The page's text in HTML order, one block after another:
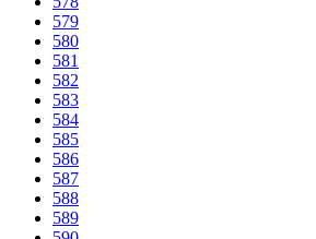
579
580
581
582
583
584
585
586
587
588
589